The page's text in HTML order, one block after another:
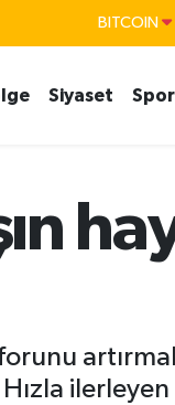
BITCOIN
Siyaset Spor
artırmak